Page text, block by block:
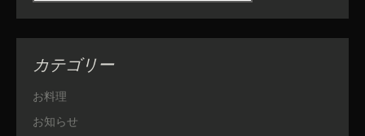
カテゴリー
お料理
お知らせ